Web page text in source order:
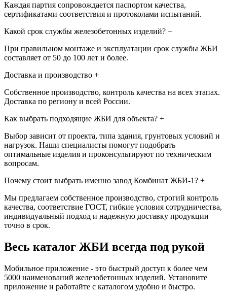
Каждая партия сопровождается паспортом качества,
сертификатами соответствия и протоколами испытаний.
Какой срок службы железобетонных изделий? +
При правильном монтаже и эксплуатации срок службы ЖБИ
составляет от 50 до 100 лет и более.
Доставка и производство +
Собственное производство, контроль качества на всех этапах.
Доставка по региону и всей России.
Как выбрать подходящие ЖБИ для объекта? +
Выбор зависит от проекта, типа здания, грунтовых условий и
нагрузок. Наши специалисты помогут подобрать
оптимальные изделия и проконсультируют по техническим
вопросам.
Почему стоит выбрать именно завод Комбинат ЖБИ-1? +
Мы предлагаем собственное производство, строгий контроль
качества, соответствие ГОСТ, гибкие условия сотрудничества,
индивидуальный подход и надежную доставку продукции
точно в срок.
Весь каталог ЖБИ всегда под рукой
Мобильное приложение - это быстрый доступ к более чем
5000 наименований железобетонных изделий. Установите
приложение и работайте с каталогом удобно и быстро.